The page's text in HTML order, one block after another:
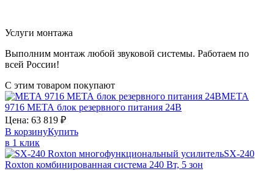
Услуги монтажа
Выполним монтаж любой звуковой системы. Работаем по
всей России!
С этим товаром покупают
МЕТА
9716 МЕТА блок резервного питания 24В
Цена: 63 819 ₽
В корзинуКупить
в 1 клик
SX-240
Roxton комбинированная система 240 Вт, 5 зон